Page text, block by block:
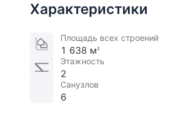
Характеристики
Площадь всех строений
1 638 м 2
Этажность
2
Санузлов
6